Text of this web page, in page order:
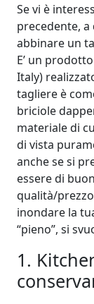
Se vi è
precedente,
abbinare un
E’ un
Italy)
tagliere è
briciole
materiale di
di vista
anche se si
essere di
qualità/
inondare la
“pieno”, si
1.